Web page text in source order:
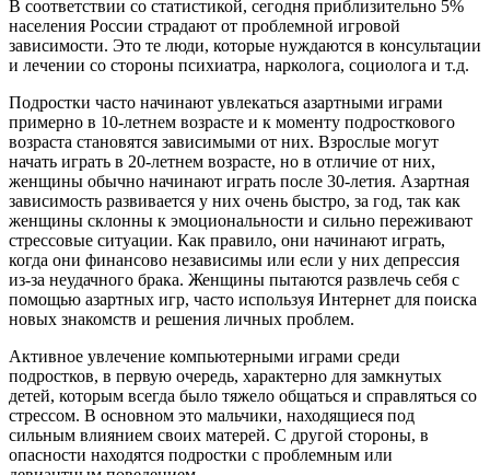
В соответствии со статистикой, сегодня приблизительно 5%
населения России страдают от проблемной игровой
зависимости. Это те люди, которые нуждаются в консультации
и лечении со стороны психиатра, нарколога, социолога и т.д.
Подростки часто начинают увлекаться азартными играми
примерно в 10-летнем возрасте и к моменту подросткового
возраста становятся зависимыми от них. Взрослые могут
начать играть в 20-летнем возрасте, но в отличие от них,
женщины обычно начинают играть после 30-летия. Азартная
зависимость развивается у них очень быстро, за год, так как
женщины склонны к эмоциональности и сильно переживают
стрессовые ситуации. Как правило, они начинают играть,
когда они финансово независимы или если у них депрессия
из-за неудачного брака. Женщины пытаются развлечь себя с
помощью азартных игр, часто используя Интернет для поиска
новых знакомств и решения личных проблем.
Активное увлечение компьютерными играми среди
подростков, в первую очередь, характерно для замкнутых
детей, которым всегда было тяжело общаться и справляться со
стрессом. В основном это мальчики, находящиеся под
сильным влиянием своих матерей. С другой стороны, в
опасности находятся подростки с проблемным или